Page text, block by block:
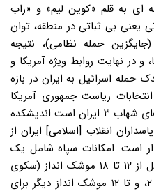
ای به قلم «کوین لیم» و «راب
یعنی بی ثباتی در منطقه، توان
حمله نظامی)، نتیجه
و در نهایت روابط ویژه آمریکا و
حمله اسرائیل به ایران در بازه
ریاست جمهوری آمریکا
می پردازد. اسرائیل نگران موشک های شهاب ۳ ایران است اندیشکده
انقلاب [اسلامی] ایران از
است. امکانات سپاه شامل یک
یا دو تیپ موشکی، هر کدام متشکل از ۱۲ تا ۱۸ موشک انداز (سکوی
پرتاب موشک) شهاب ۱ و/یا شهاب ۲، و تا ۱۲ موشک انداز دیگر برای